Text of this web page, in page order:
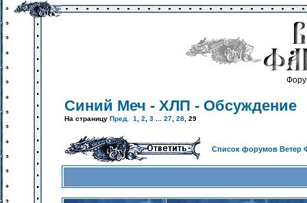
Синий Меч - ХЛП - Обсуждение
На страницу Пред. 1 2 3 27 28 29
Список форумов Ветер